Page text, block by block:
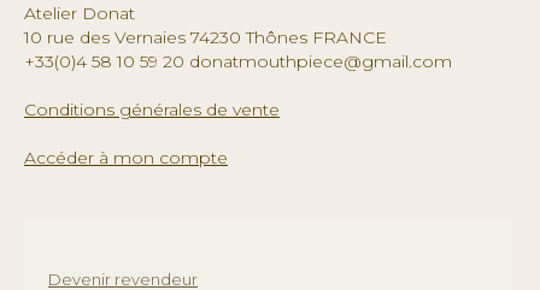
Atelier Donat
10 rue des Vernaies 74230 Thônes FRANCE
+33(0)4 58 10 59 20 donatmouthpiece@gmail.com
Conditions générales de vente
Accéder à mon compte
Devenir revendeur